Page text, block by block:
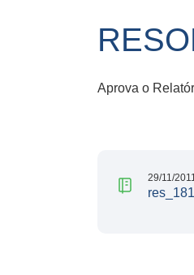
Aprova o
29/11/2011